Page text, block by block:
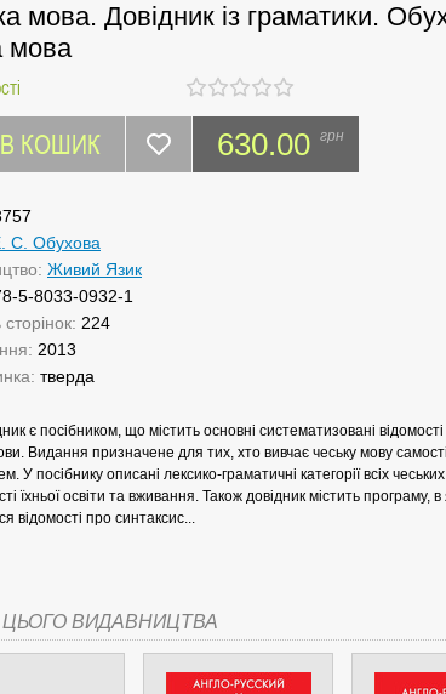
мова. Довідник із граматики.
мова
В КОШИК 630.00 грн
С. Обухова
Живий Язик
5-8033-0932-1
сторінок: 224
2013
тверда
є посібником, що містить основні систематизовані
Видання призначене для тих, хто вивчає чеську мову
У посібнику описані лексико-граматичні категорії всіх
їхньої освіти та вживання. Також довідник містить програму, в
відомості про синтаксис...
ЦЬОГО ВИДАВНИЦТВА